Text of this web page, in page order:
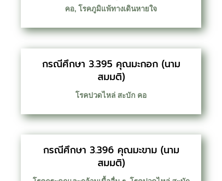
คอ, โรคภูมิแพ้ทางเดินหายใจ
กรณีศึกษา 3.395 คุณมะกอก (นาม
สมมติ)
โรคปวดไหล่ สะบัก คอ
กรณีศึกษา 3.396 คุณมะขาม (นาม
สมมติ)